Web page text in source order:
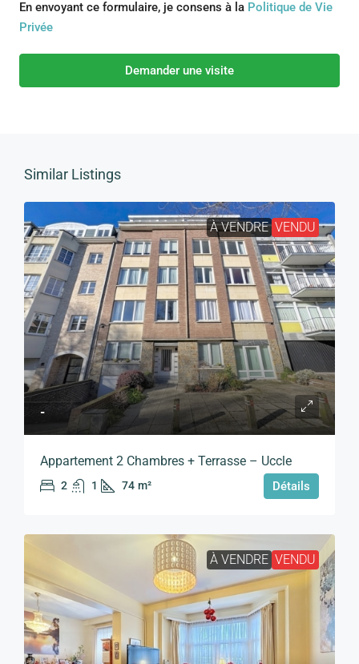
En envoyant ce formulaire, je consens à la Politique de Vie
Privée
Demander une visite
Similar Listings
À VENDRE VENDU
-
Appartement 2 Chambres + Terrasse – Uccle
2 1 74 m² Détails
À VENDRE VENDU